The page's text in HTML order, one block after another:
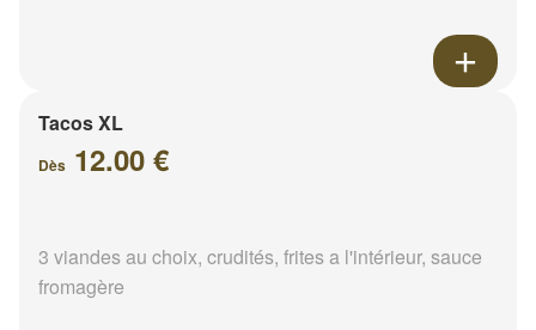
Tacos XL
Dès 12.00 €
3 viandes au choix, crudités, frites a l'intérieur, sauce
fromagère